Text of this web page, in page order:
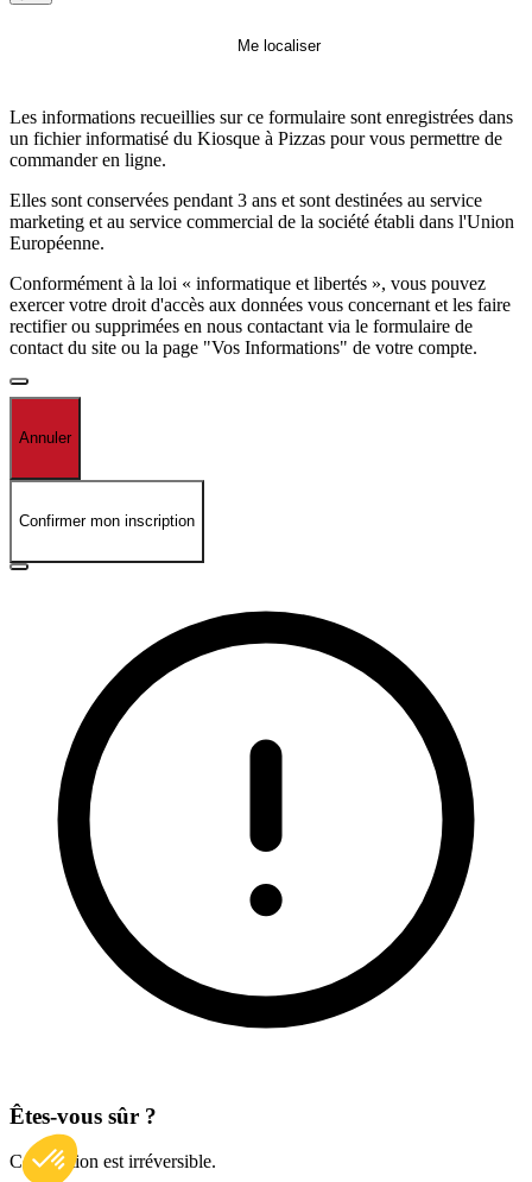
Me localiser
Les informations recueillies sur ce formulaire sont enregistrées dans
un fichier informatisé du Kiosque à Pizzas pour vous permettre de
commander en ligne.
Elles sont conservées pendant 3 ans et sont destinées au service
marketing et au service commercial de la société établi dans l'Union
Européenne.
Conformément à la loi « informatique et libertés », vous pouvez
exercer votre droit d'accès aux données vous concernant et les faire
rectifier ou supprimées en nous contactant via le formulaire de
contact du site ou la page "Vos Informations" de votre compte.
Annuler
Confirmer mon inscription
Êtes-vous sûr ?
Cette action est irréversible.